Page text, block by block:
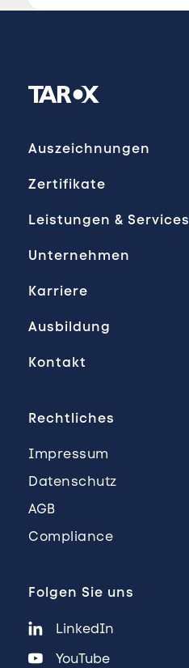
Auszeichnungen
Zertifikate
Leistungen & Services
Unternehmen
Karriere
Ausbildung
Kontakt
Rechtliches
Impressum
Datenschutz
AGB
Compliance
Folgen Sie uns
LinkedIn
YouTube